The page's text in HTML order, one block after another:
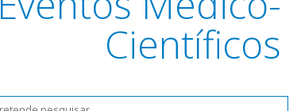
Científicos